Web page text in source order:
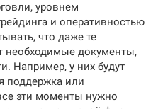
уровнем
и оперативностью
что даже те
документы,
Например, у них будут
поддержка или
эти моменты нужно